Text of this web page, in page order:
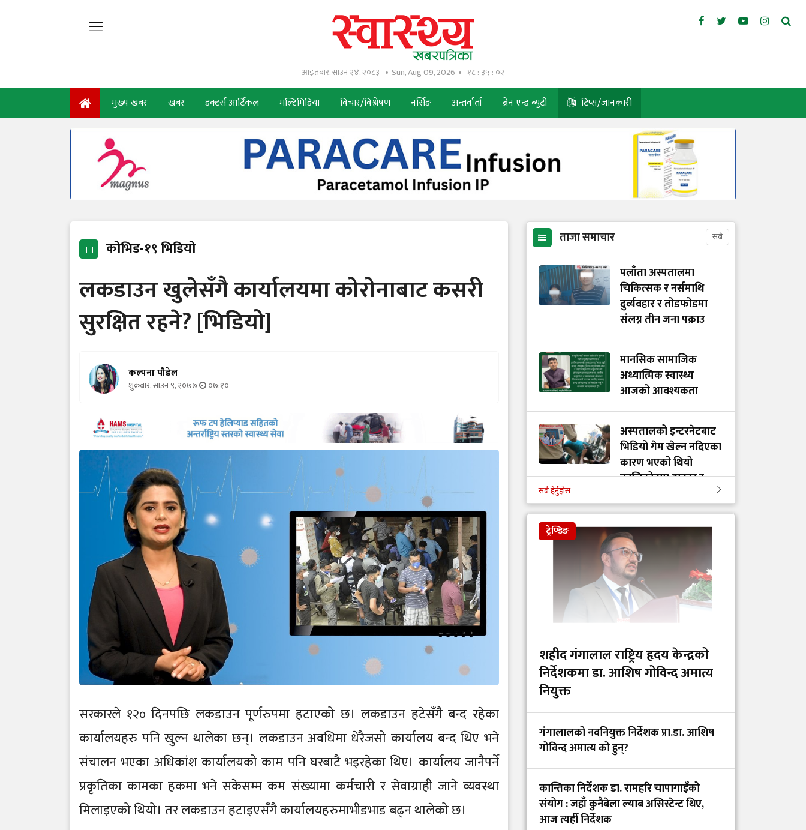
आइतबार, साउन २४, २०८३ Sun, Aug 09, 2026 १८ : ३५ : ०३
मुख्य खबर खबर डक्टर्स आर्टिकल मल्टिमिडिया विचार/विश्लेषण नर्सिङ अन्तर्वार्ता ब्रेन एन्ड ब्युटी टिप्स/जानकारी
कोभिड-१९ भिडियो
लकडाउन खुलेसँगै कार्यालयमा कोरोनाबाट कसरी
सुरक्षित रहने? [भिडियो]
कल्पना पौडेल
शुक्रबार, साउन ९, २०७७ ०७:१०
सरकारले १२० दिनपछि लकडाउन पूर्णरुपमा हटाएको छ। लकडाउन हटेसँगै बन्द रहेका
कार्यालयहरु पनि खुल्न थालेका छन्। लकडाउन अवधिमा धेरैजसो कार्यालय बन्द थिए भने
संचालन भएका अधिकांश कार्यालयको काम पनि घरबाटै भइरहेका थिए। कार्यालय जानैपर्ने
प्रकृतिका कामका हकमा भने सकेसम्म कम संख्यामा कर्मचारी र सेवाग्राही जाने व्यवस्था
मिलाइएको थियो। तर लकडाउन हटाइएसँगै कार्यालयहरुमाभीडभाड बढ्न थालेको छ।
ताजा समाचार सबै
पलाँता अस्पतालमा
चिकित्सक र नर्समाथि
दुर्व्यवहार र तोडफोडमा
संलग्न तीन जना पक्राउ
मानसिक सामाजिक
अध्यात्मिक स्वास्थ्य
आजको आवश्यकता
अस्पतालको इन्टरनेटबाट
भिडियो गेम खेल्न नदिएका
कारण भएको थियो
कालिकोटमा डाक्टर र
डाक्टर बाबु-छोराको आदर्श
र कर्पोरेट स्वार्थ देखाउने
फिल्म ‘अरमान’ (युट्युब
लिंकसहित)
औषधिको गुणस्तरदेखि
प्रदेशस्तरीय संरचना बिना
प्रभावकारी नियमन
असम्भव
इन्टर्न चिकित्सक डिल्लि
हरिजन र सरकारबिच ५
बुँदे सहमति, अनशन अन्त्य
ह्याम्स अस्पताल र
गोकर्णेश्वर
सबै हेर्नुहोस
ट्रेण्डिङ
शहीद गंगालाल राष्ट्रिय हृदय केन्द्रको
निर्देशकमा डा. आशिष गोविन्द अमात्य
नियुक्त
गंगालालको नवनियुक्त निर्देशक प्रा.डा. आशिष
गोविन्द अमात्य को हुन्?
कान्तिका निर्देशक डा. रामहरि चापागाइँको
संयोग : जहाँ कुनैबेला ल्याब असिस्टेन्ट थिए,
आज त्यहीँ निर्देशक